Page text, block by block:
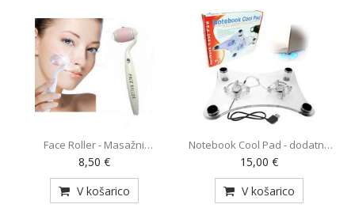
Face Roller - Masažni
pripomoček (AE-820)
8,50 €
V košarico
Notebook Cool Pad - dodatno
hlajenje za prenosnik z 2
ventilatorjema (MY-128)
15,00 €
V košarico